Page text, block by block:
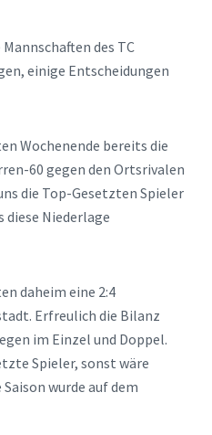
des TC
einige Entscheidungen
Wochenende bereits die
60 gegen den Ortsrivalen
die Top-Gesetzten Spieler
diese Niederlage
daheim eine 2:4
Erfreulich die Bilanz
im Einzel und Doppel.
Spieler, sonst wäre
wurde auf dem